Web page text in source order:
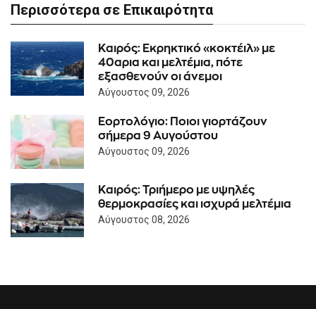
Περισσότερα σε Επικαιρότητα
Καιρός: Eκρηκτικό «κοκτέιλ» με
40αρια και μελτέμια, πότε
εξασθενούν οι άνεμοι
Αύγουστος 09, 2026
Εορτολόγιο: Ποιοι γιορτάζουν
σήμερα 9 Αυγούστου
Αύγουστος 09, 2026
Καιρός: Τριήμερο με υψηλές
θερμοκρασίες και ισχυρά μελτέμια
Αύγουστος 08, 2026